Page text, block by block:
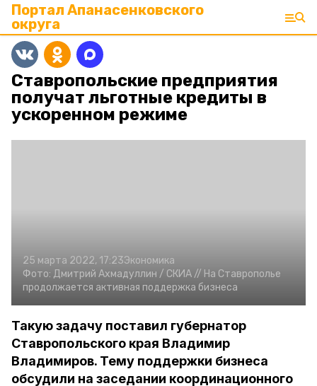
Портал Апанасенковского
округа
Ставропольские предприятия
получат льготные кредиты в
ускоренном режиме
25 марта 2022, 17:23Экономика
Фото: Дмитрий Ахмадуллин / СКИА // На Ставрополье
продолжается активная поддержка бизнеса
Такую задачу поставил губернатор
Ставропольского края Владимир
Владимиров. Тему поддержки бизнеса
обсудили на заседании координационного